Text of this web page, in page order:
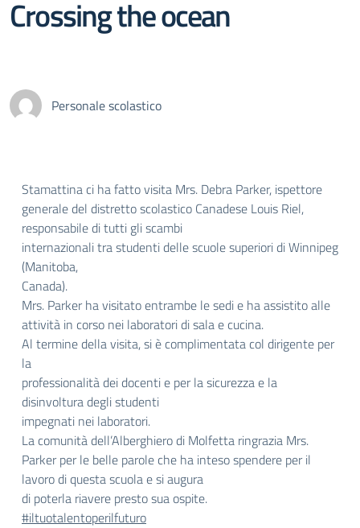
Crossing the ocean
Personale scolastico
Stamattina ci ha fatto visita Mrs. Debra Parker, ispettore
generale del distretto scolastico Canadese Louis Riel,
responsabile di tutti gli scambi
internazionali tra studenti delle scuole superiori di Winnipeg
(Manitoba,
Canada).
Mrs. Parker ha visitato entrambe le sedi e ha assistito alle
attività in corso nei laboratori di sala e cucina.
Al termine della visita, si è complimentata col dirigente per
la
professionalità dei docenti e per la sicurezza e la
disinvoltura degli studenti
impegnati nei laboratori.
La comunità dell’Alberghiero di Molfetta ringrazia Mrs.
Parker per le belle parole che ha inteso spendere per il
lavoro di questa scuola e si augura
di poterla riavere presto sua ospite.
#iltuotalentoperilfuturo